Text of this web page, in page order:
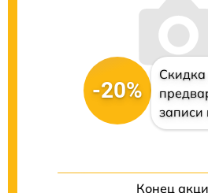
-20%
Скидка
записи
Конец